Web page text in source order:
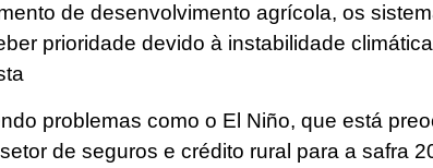
de desenvolvimento agrícola, os
prioridade devido à instabilidade
problemas como o El Niño, que está
de seguros e crédito rural para a safra